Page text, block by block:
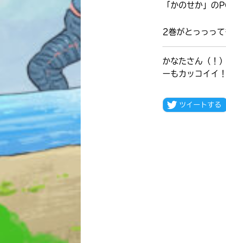
「かのせか」の
2巻がとっっっ
かなたさん（！
ーもカッコイイ